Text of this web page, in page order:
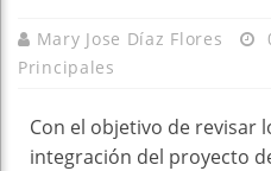
Mary Jose Díaz Flores
Principales
Con el objetivo de revisar
integración del proyecto